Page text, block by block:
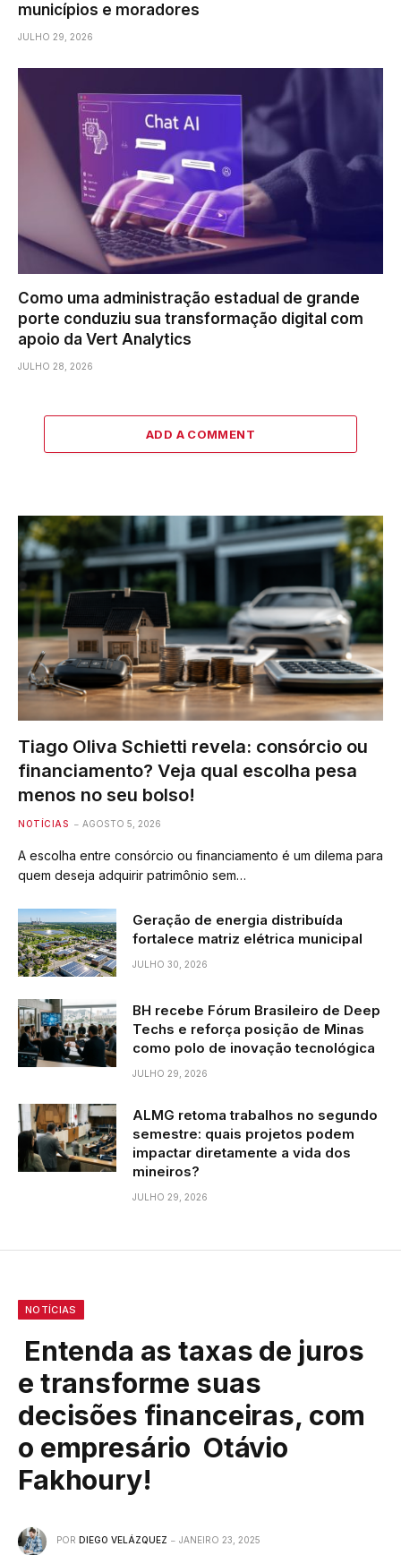
municípios e moradores
JULHO 29, 2026
Como uma administração estadual de grande
porte conduziu sua transformação digital com
apoio da Vert Analytics
JULHO 28, 2026
ADD A COMMENT
Tiago Oliva Schietti revela: consórcio ou
financiamento? Veja qual escolha pesa
menos no seu bolso!
NOTÍCIAS AGOSTO 5, 2026
A escolha entre consórcio ou financiamento é um dilema para
quem deseja adquirir patrimônio sem…
Geração de energia distribuída
fortalece matriz elétrica municipal
JULHO 30, 2026
BH recebe Fórum Brasileiro de Deep
Techs e reforça posição de Minas
como polo de inovação tecnológica
JULHO 29, 2026
ALMG retoma trabalhos no segundo
semestre: quais projetos podem
impactar diretamente a vida dos
mineiros?
JULHO 29, 2026
NOTÍCIAS
Entenda as taxas de juros
e transforme suas
decisões financeiras, com
o empresário Otávio
Fakhoury!
POR DIEGO VELÁZQUEZ JANEIRO 23, 2025